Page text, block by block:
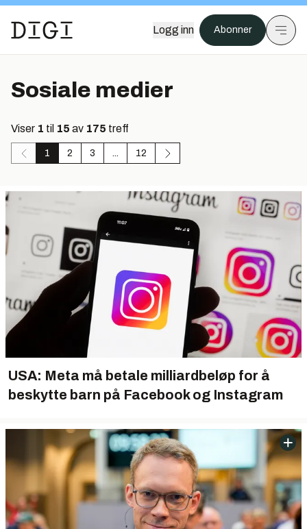
Logg inn Abonner
Sosiale medier
Viser 1 til 15 av 175 treff
1 2 3 ... 12
USA: Meta må betale milliardbeløp for å
beskytte barn på Facebook og Instagram